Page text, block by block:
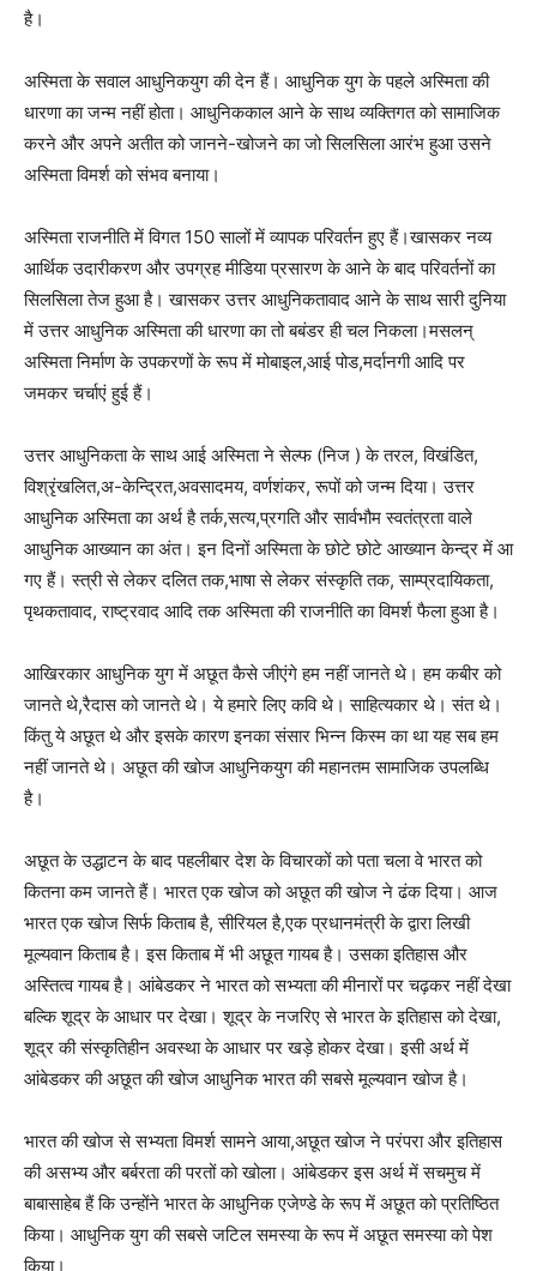
है।
अस्मिता के सवाल आधुनिकयुग की देन हैं। आधुनिक युग के पहले अस्मिता की
धारणा का जन्म नहीं होता। आधुनिककाल आने के साथ व्यक्तिगत को सामाजिक
करने और अपने अतीत को जानने-खोजने का जो सिलसिला आरंभ हुआ उसने
अस्मिता विमर्श को संभव बनाया।
अस्मिता राजनीति में विगत 150 सालों में व्यापक परिवर्तन हुए हैं।खासकर नव्य
आर्थिक उदारीकरण और उपग्रह मीडिया प्रसारण के आने के बाद परिवर्तनों का
सिलसिला तेज हुआ है। खासकर उत्तर आधुनिकतावाद आने के साथ सारी दुनिया
में उत्तर आधुनिक अस्मिता की धारणा का तो बबंडर ही चल निकला।मसलन्
अस्मिता निर्माण के उपकरणों के रूप में मोबाइल,आई पोड,मर्दानगी आदि पर
जमकर चर्चाएं हुई हैं।
उत्तर आधुनिकता के साथ आई अस्मिता ने सेल्फ (निज ) के तरल, विखंडित,
विश्रृंखलित,अ-केन्द्रित,अवसादमय, वर्णशंकर, रूपों को जन्म दिया। उत्तर
आधुनिक अस्मिता का अर्थ है तर्क,सत्य,प्रगति और सार्वभौम स्वतंत्रता वाले
आधुनिक आख्यान का अंत। इन दिनों अस्मिता के छोटे छोटे आख्यान केन्द्र में आ
गए हैं। स्त्री से लेकर दलित तक,भाषा से लेकर संस्कृति तक, साम्प्रदायिकता,
पृथकतावाद, राष्ट्रवाद आदि तक अस्मिता की राजनीति का विमर्श फैला हुआ है।
आखिरकार आधुनिक युग में अछूत कैसे जीएंगे हम नहीं जानते थे। हम कबीर को
जानते थे,रैदास को जानते थे। ये हमारे लिए कवि थे। साहित्यकार थे। संत थे।
किंतु ये अछूत थे और इसके कारण इनका संसार भिन्न किस्म का था यह सब हम
नहीं जानते थे। अछूत की खोज आधुनिकयुग की महानतम सामाजिक उपलब्धि
है।
अछूत के उद्धाटन के बाद पहलीबार देश के विचारकों को पता चला वे भारत को
कितना कम जानते हैं। भारत एक खोज को अछूत की खोज ने ढंक दिया। आज
भारत एक खोज सिर्फ किताब है, सीरियल है,एक प्रधानमंत्री के द्वारा लिखी
मूल्यवान किताब है। इस किताब में भी अछूत गायब है। उसका इतिहास और
अस्तित्व गायब है। आंबेडकर ने भारत को सभ्यता की मीनारों पर चढ़कर नहीं देखा
बल्कि शूद्र के आधार पर देखा। शूद्र के नजरिए से भारत के इतिहास को देखा,
शूद्र की संस्कृतिहीन अवस्था के आधार पर खड़े होकर देखा। इसी अर्थ में
आंबेडकर की अछूत की खोज आधुनिक भारत की सबसे मूल्यवान खोज है।
भारत की खोज से सभ्यता विमर्श सामने आया,अछूत खोज ने परंपरा और इतिहास
की असभ्य और बर्बरता की परतों को खोला। आंबेडकर इस अर्थ में सचमुच में
बाबासाहेब हैं कि उन्होंने भारत के आधुनिक एजेण्डे के रूप में अछूत को प्रतिष्ठित
किया। आधुनिक युग की सबसे जटिल समस्या के रूप में अछूत समस्या को पेश
किया।